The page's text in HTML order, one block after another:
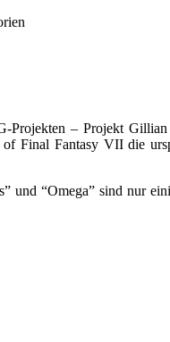
Projekten – Projekt
Final Fantasy VII die
und “Omega” sind nur